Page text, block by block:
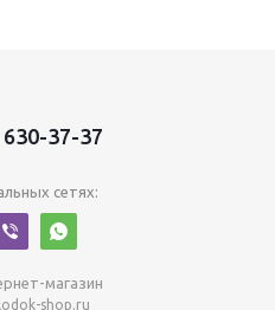
630-37-37
сетях:
магазин
shop.ru